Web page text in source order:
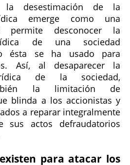
la desestimación de la
emerge como una
permite desconocer la
de una sociedad
ésta se ha usado para
Así, al desaparecer la
de la sociedad,
la limitación de
blinda a los accionistas y
a reparar integralmente
sus actos defraudatorios
para atacar los